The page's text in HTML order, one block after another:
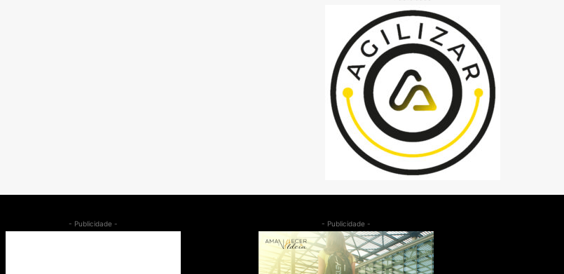
- Publicidade - - Publicidade -